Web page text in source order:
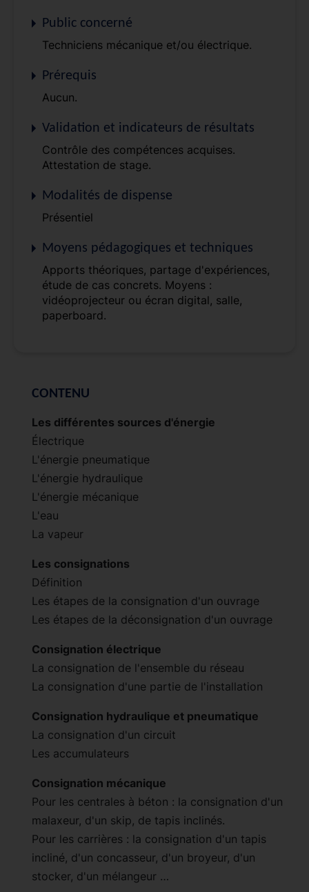
Public concerné
Techniciens mécanique et/ou électrique.
Prérequis
Aucun.
Validation et indicateurs de résultats
Contrôle des compétences acquises.
Attestation de stage.
Modalités de dispense
Présentiel
Moyens pédagogiques et techniques
Apports théoriques, partage d'expériences,
étude de cas concrets. Moyens :
vidéoprojecteur ou écran digital, salle,
paperboard.
CONTENU
Les différentes sources d'énergie
Électrique
L'énergie pneumatique
L'énergie hydraulique
L'énergie mécanique
L'eau
La vapeur
Les consignations
Définition
Les étapes de la consignation d'un ouvrage
Les étapes de la déconsignation d'un ouvrage
Consignation électrique
La consignation de l'ensemble du réseau
La consignation d'une partie de l'installation
Consignation hydraulique et pneumatique
La consignation d'un circuit
Les accumulateurs
Consignation mécanique
Pour les centrales à béton : la consignation d'un
malaxeur, d'un skip, de tapis inclinés.
Pour les carrières : la consignation d'un tapis
incliné, d'un concasseur, d'un broyeur, d'un
stocker, d'un mélangeur …